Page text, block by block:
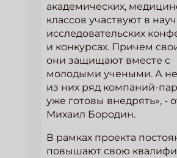
академических,
классов участвуют в
исследовательских
и конкурсах. Причем
они защищают вместе с
молодыми учеными. А
из них ряд компаний-
уже готовы внедрять», -
Михаил Бородин.
В рамках проекта
повышают свою